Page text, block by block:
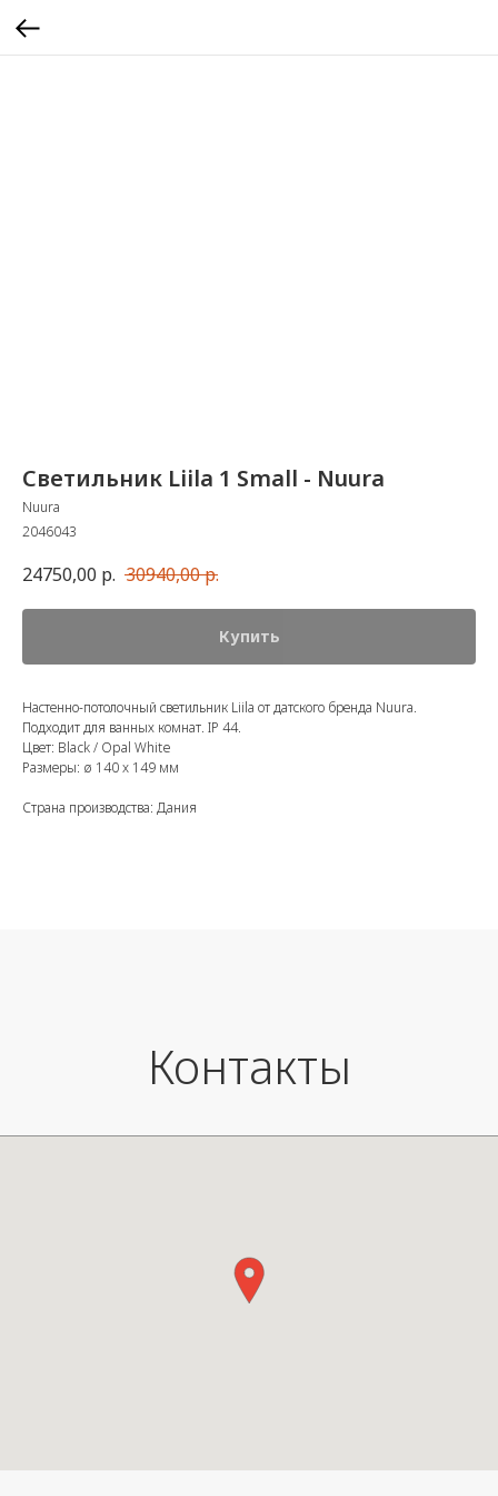
Светильник Liila 1 Small - Nuura
Nuura
2046043
24750,00 р. 30940,00р.
Купить
Настенно-потолочный светильник Liila от датского бренда Nuura.
Подходит для ванных комнат. IP 44.
Цвет: Black / Opal White
Размеры: ø 140 x 149 мм
Страна производства: Дания
Контакты